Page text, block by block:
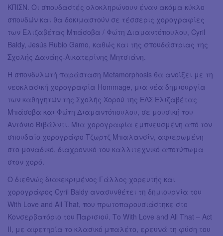
ΚΠΙΣΝ. Οι σπουδαστές ολοκληρώνουν έναν ακόμα κύκλο
σπουδών και θα δοκιμαστούν σε τέσσερις χορογραφίες
των Ελιζαβέτας Μπάσοβα / Φώτη Διαμαντόπουλου, Cyril
Baldy, Jesús Rubio Gamo, καθώς και της σπουδάστριας της
Σχολής Δανάης-Αικατερίνης Μητσιάνη.
Η σπονδυλωτή παράσταση Metamorphosis θα ανοίξει με τη
νεοκλασική χορογραφία Hommage, μια νέα δημιουργία
των καθηγητών της Σχολής Χορού της ΕΛΣ Ελιζαβέτας
Μπάσοβα και Φώτη Διαμαντόπουλου, σε μουσική του
Αντόνιο Βιβάλντι. Μια χορογραφία εμπνευσμένη από τον
σπουδαίο χορογράφο Τζωρτζ Μπαλανσίν, αφιερωμένη
στο μοναδικό, διαχρονικό του καλλιτεχνικό αποτύπωμα
στον χορό.
Ο διεθνώς διακεκριμένος Γάλλος χορευτής και
χορογράφος Cyril Baldy ανασυνθέτει τη δημιουργία του
With Love and All That, που πρωτοπαρουσιάστηκε στο
Κονσερβατόριο του Παρισιού. Το With Love and All That – Act
II, με αφετηρία το κλασικό μπαλέτο, ερευνά τη φύση του